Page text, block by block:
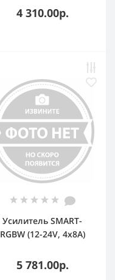
Пластик, 3 года)
4 310.00р.
Усилитель SMART-
RGBW (12-24V, 4x8A)
5 781.00р.